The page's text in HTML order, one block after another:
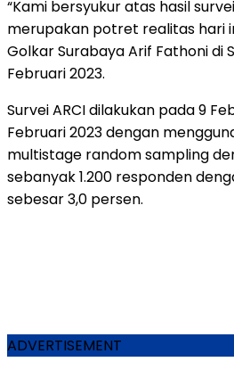
“Kami bersyukur atas hasil
merupakan potret realitas hari
Golkar Surabaya Arif Fathoni di
Februari 2023.
Survei ARCI dilakukan pada 9
Februari 2023 dengan
multistage random sampling
sebanyak 1.200 responden
sebesar 3,0 persen.
ADVERTISEMENT